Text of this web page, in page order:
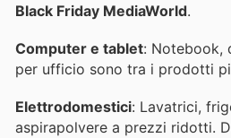
Black Friday MediaWorld.
Computer e tablet: Notebook,
per ufficio sono tra i prodotti
Elettrodomestici: Lavatrici,
aspirapolvere a prezzi ridotti.